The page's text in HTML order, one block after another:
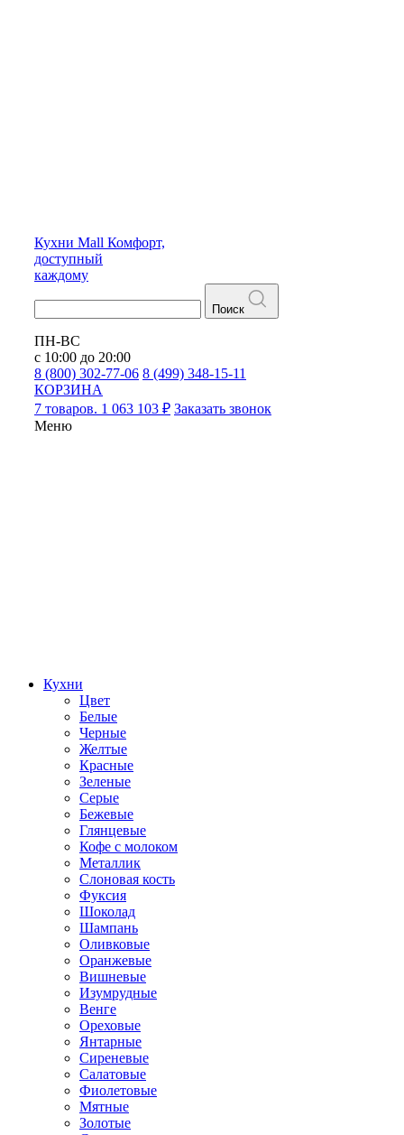
Кухни Mall Комфорт,
доступный
каждому
Поиск
ПН-ВС
с 10:00 до 20:00
8 (800) 302-77-06 8 (499) 348-15-11
КОРЗИНА
7 товаров. 1 063 103 ₽ Заказать звонок
Меню
Кухни
Цвет
Белые
Черные
Желтые
Красные
Зеленые
Серые
Бежевые
Глянцевые
Кофе с молоком
Металлик
Слоновая кость
Фуксия
Шоколад
Шампань
Оливковые
Оранжевые
Вишневые
Изумрудные
Венге
Ореховые
Янтарные
Сиреневые
Салатовые
Фиолетовые
Мятные
Золотые